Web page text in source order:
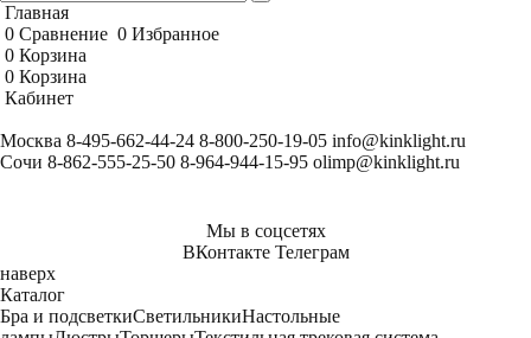
Главная
0 Сравнение 0 Избранное
0 Корзина
0 Корзина
Кабинет
Москва 8-495-662-44-24 8-800-250-19-05 info@kinklight.ru
Сочи 8-862-555-25-50 8-964-944-15-95 olimp@kinklight.ru
Мы в соцсетях
ВКонтакте Телеграм
наверх
Каталог
Бра и подсветкиСветильникиНастольные